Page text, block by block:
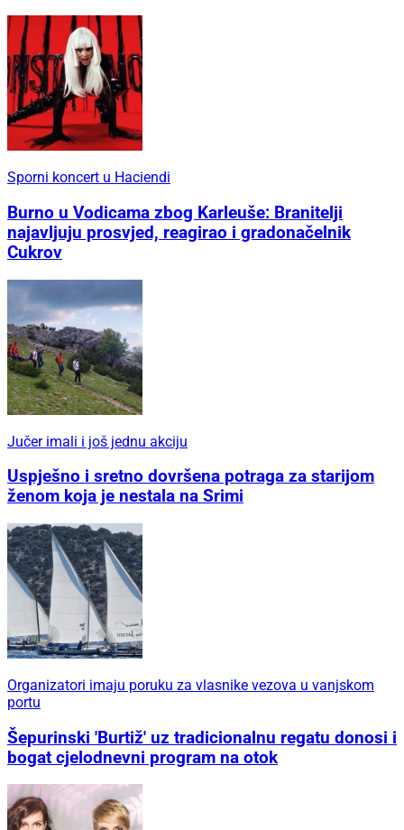
Sporni koncert u Haciendi
Burno u Vodicama zbog Karleuše: Branitelji
najavljuju prosvjed, reagirao i gradonačelnik
Cukrov
Jučer imali i još jednu akciju
Uspješno i sretno dovršena potraga za starijom
ženom koja je nestala na Srimi
Organizatori imaju poruku za vlasnike vezova u vanjskom
portu
Šepurinski 'Burtiž' uz tradicionalnu regatu donosi i
bogat cjelodnevni program na otok